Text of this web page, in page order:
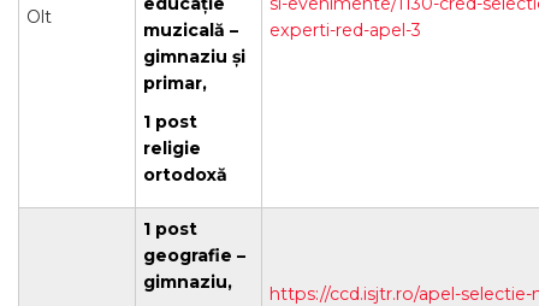
Olt
muzicală –
gimnaziu și
primar,
1 post
religie
ortodoxă
experti-red-apel-3
1 post
geografie –
gimnaziu,
https://ccd.isjtr.ro/apel-selectie-